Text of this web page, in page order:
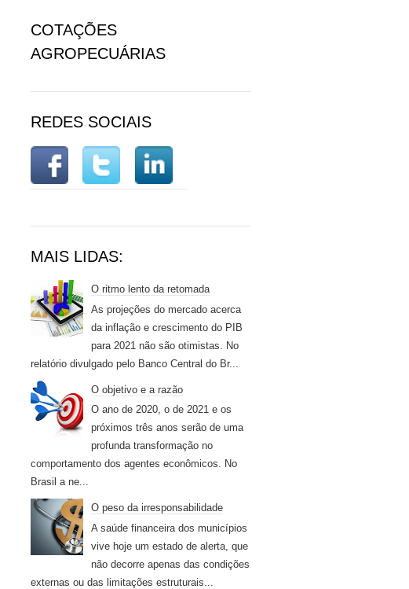
COTAÇÕES
AGROPECUÁRIAS
REDES SOCIAIS
MAIS LIDAS:
O ritmo lento da retomada
As projeções do mercado acerca
da inflação e crescimento do PIB
para 2021 não são otimistas. No
relatório divulgado pelo Banco Central do Br...
O objetivo e a razão
O ano de 2020, o de 2021 e os
próximos três anos serão de uma
profunda transformação no
comportamento dos agentes econômicos. No
Brasil a ne...
O peso da irresponsabilidade
A saúde financeira dos municípios
vive hoje um estado de alerta, que
não decorre apenas das condições
externas ou das limitações estruturais...